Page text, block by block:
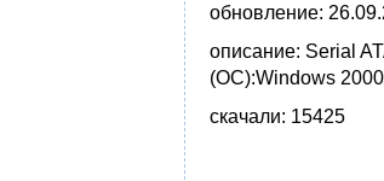
обновление:
описание: Serial
(ОС):Windows
скачали: 15425